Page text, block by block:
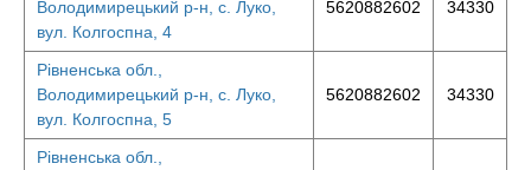
Володимирецький р-н, с. Луко,
вул. Колгоспна, 4
5620882602 34330
Рівненська обл.,
Володимирецький р-н, с. Луко,
вул. Колгоспна, 5
5620882602 34330
Рівненська обл.,